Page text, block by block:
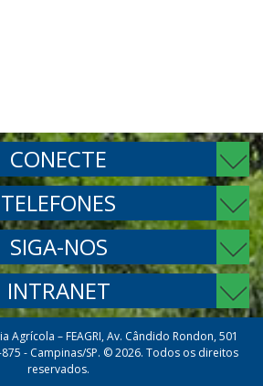
CONECTE
TELEFONES
SIGA-NOS
INTRANET
Agrícola – FEAGRI, Av. Cândido Rondon, 501
- Campinas/SP. © 2026. Todos os direitos
reservados.